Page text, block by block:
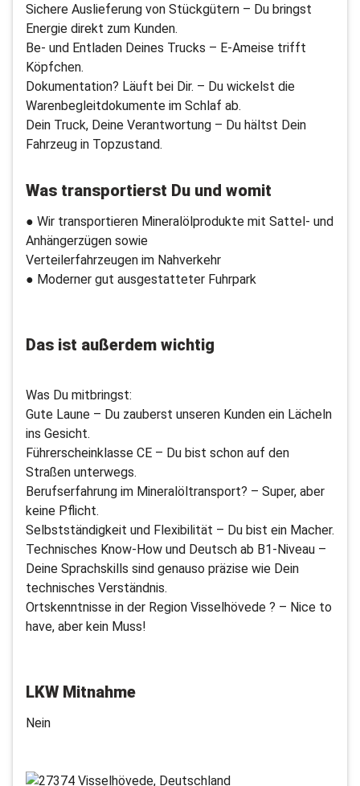
Sichere Auslieferung von Stückgütern – Du bringst
Energie direkt zum Kunden.
Be- und Entladen Deines Trucks – E-Ameise trifft
Köpfchen.
Dokumentation? Läuft bei Dir. – Du wickelst die
Warenbegleitdokumente im Schlaf ab.
Dein Truck, Deine Verantwortung – Du hältst Dein
Fahrzeug in Topzustand.
Was transportierst Du und womit
● Wir transportieren Mineralölprodukte mit Sattel- und
Anhängerzügen sowie
Verteilerfahrzeugen im Nahverkehr
● Moderner gut ausgestatteter Fuhrpark
Das ist außerdem wichtig
Was Du mitbringst:
Gute Laune – Du zauberst unseren Kunden ein Lächeln
ins Gesicht.
Führerscheinklasse CE – Du bist schon auf den
Straßen unterwegs.
Berufserfahrung im Mineralöltransport? – Super, aber
keine Pflicht.
Selbstständigkeit und Flexibilität – Du bist ein Macher.
Technisches Know-How und Deutsch ab B1-Niveau –
Deine Sprachskills sind genauso präzise wie Dein
technisches Verständnis.
Ortskenntnisse in der Region Visselhövede ? – Nice to
have, aber kein Muss!
LKW Mitnahme
Nein